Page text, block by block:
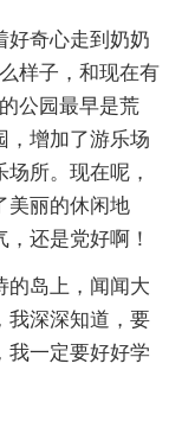
好奇心走到奶奶
样子，和现在有
公园最早是荒
，增加了游乐场
所。现在呢，
美丽的休闲地
还是党好啊！
的岛上，闻闻大
我深深知道，要
我一定要好好学